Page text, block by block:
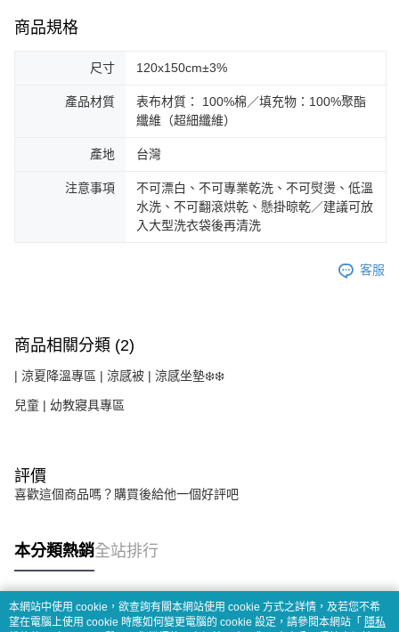
商品規格
尺寸 120x150cm±3%
產品材質
表布材質： 100%棉／填充物：100%聚酯
纖維（超細纖維）
產地 台灣
注意事項
不可漂白、不可專業乾洗、不可熨燙、低溫
水洗、不可翻滾烘乾、懸掛晾乾／建議可放
入大型洗衣袋後再清洗
客服
商品相關分類 (2)
| 涼夏降溫專區 | 涼感被 | 涼感坐墊❄️❄️
兒童 | 幼教寢具專區
評價
喜歡這個商品嗎？購買後給他一個好評吧
本分類熱銷全站排行
熱門標籤
本網站中使用 cookie，欲查詢有關本網站使用 cookie 方式之詳情，及若您不希
望在電腦上使用 cookie 時應如何變更電腦的 cookie 設定，請參閱本網站「 隱私